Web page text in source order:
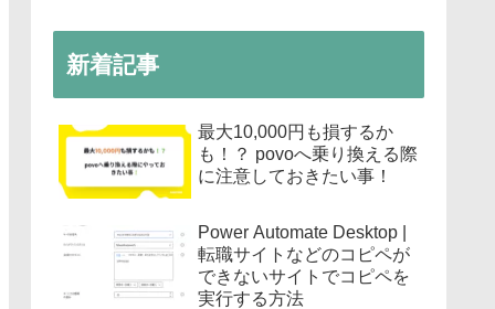
新着記事
最大10,000円も損するか
も！？ povoへ乗り換える際
に注意しておきたい事！
Power Automate Desktop |
転職サイトなどのコピペが
できないサイトでコピペを
実行する方法